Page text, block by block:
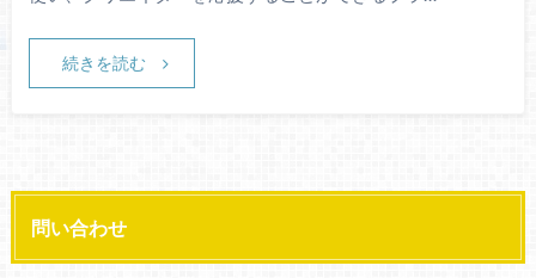
続きを読む
問い合わせ